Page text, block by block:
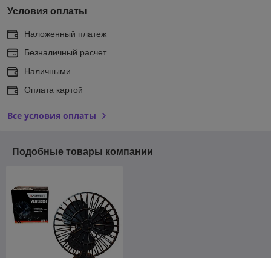
Условия оплаты
Наложенный платеж
Безналичный расчет
Наличными
Оплата картой
Все условия оплаты
Подобные товары компании